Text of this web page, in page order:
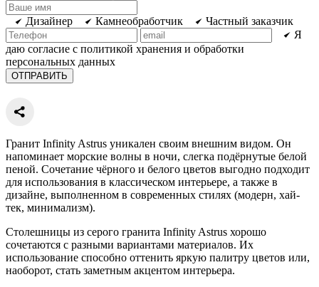
Дизайнер Камнеобработчик
Частный заказчик
Я
даю согласие с политикой хранения и обработки
персональных данных
Гранит Infinity Astrus уникален своим внешним видом. Он
напоминает морские волны в ночи, слегка подёрнутые белой
пеной. Сочетание чёрного и белого цветов выгодно подходит
для использования в классическом интерьере, а также в
дизайне, выполненном в современных стилях (модерн, хай-
тек, минимализм).
Столешницы из серого гранита Infinity Astrus хорошо
сочетаются с разными вариантами материалов. Их
использование способно оттенить яркую палитру цветов или,
наоборот, стать заметным акцентом интерьера.